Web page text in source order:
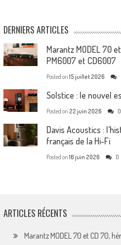
DERNIERS ARTICLES
Marantz MODEL 70
PM6007 et CD6007
Posted on 15 juillet 2026
Solstice : le nouvel
Posted on 22 juin 2026 0
Davis Acoustics :
français de la Hi-Fi
Posted on 16 juin 2026 0
ARTICLES RÉCENTS
Marantz MODEL 70 et CD 70,